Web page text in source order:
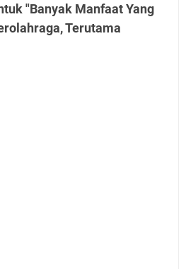
"Banyak Manfaat Yang
Terutama